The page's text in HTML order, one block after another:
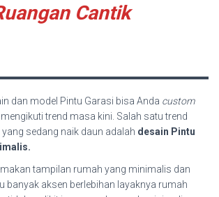
Cantik
dan model Pintu Garasi bisa Anda custom
trend masa kini. Salah satu trend
sedang naik daun adalah desain Pintu
tampilan rumah yang minimalis dan
banyak aksen berlebihan layaknya rumah